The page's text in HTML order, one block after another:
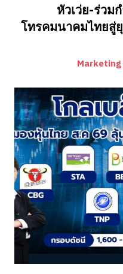
หัวเว่ย-ร่ว
โทรคมนาคมไทยสู่
Marketing